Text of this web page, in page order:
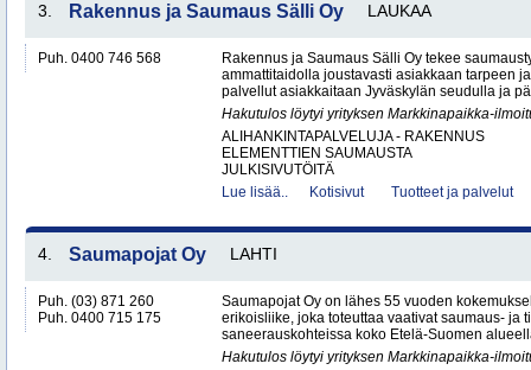
3. Rakennus ja Saumaus Sälli Oy LAUKAA
Puh. 0400 746 568
Rakennus ja Saumaus Sälli Oy tekee
ammattitaidolla joustavasti asiakkaan tarpeen
palvellut asiakkaitaan Jyväskylän seudulla ja
Hakutulos löytyi yrityksen Markkinapaikka-
ALIHANKINTAPALVELUJA - RAKENNUS
ELEMENTTIEN SAUMAUSTA
JULKISIVUTÖITÄ
Lue lisää..
Kotisivut Tuotteet ja palvelut
4. Saumapojat Oy LAHTI
Puh. (03) 871 260
Puh. 0400 715 175
Saumapojat Oy on lähes 55 vuoden
erikoisliike, joka toteuttaa vaativat saumaus- ja
saneerauskohteissa koko Etelä-Suomen
Hakutulos löytyi yrityksen Markkinapaikka-